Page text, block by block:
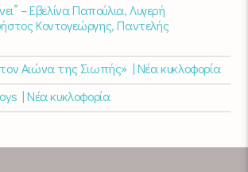
– Εβελίνα Παπούλια, Λυγερή
Κοντογεώργης, Παντελής
Αιώνα της Σιωπής» | Νέα κυκλοφορία
| Νέα κυκλοφορία